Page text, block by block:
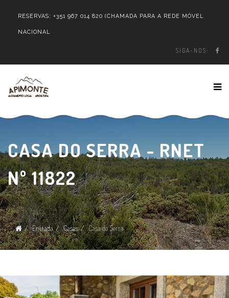
RESERVAS: +351 967 014 820 (CHAMADA PARA A REDE MÓVEL
NACIONAL
SIGA-NOS:
CASA DO SERRA - RNET
Nº 11822
Entrada Casas Casa do Serra